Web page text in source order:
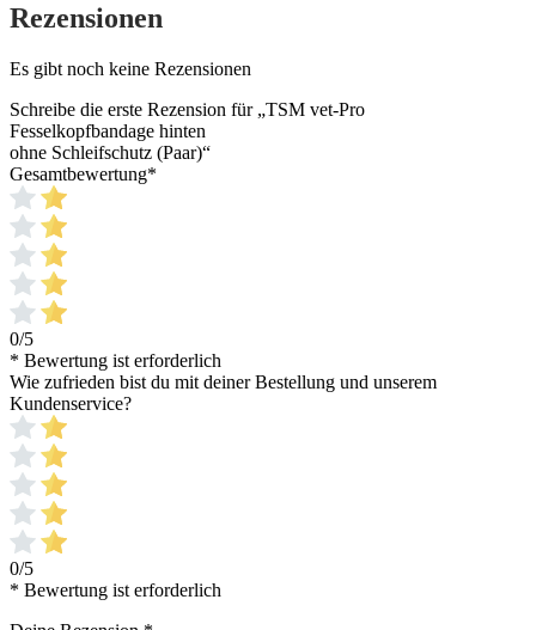
Rezensionen
Es gibt noch keine Rezensionen
Schreibe die erste Rezension für „TSM vet-Pro
Fesselkopfbandage hinten
ohne Schleifschutz (Paar)“
Gesamtbewertung*
0/5
* Bewertung ist erforderlich
Wie zufrieden bist du mit deiner Bestellung und unserem
Kundenservice?
0/5
* Bewertung ist erforderlich